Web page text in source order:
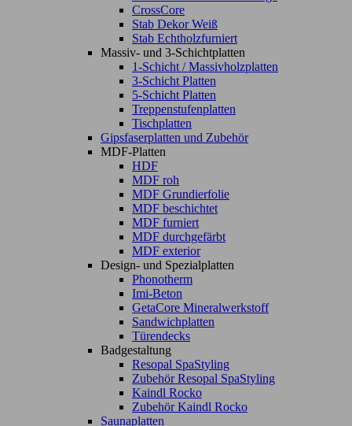
CrossCore
Stab Dekor Weiß
Stab Echtholzfurniert
Massiv- und 3-Schichtplatten
1-Schicht / Massivholzplatten
3-Schicht Platten
5-Schicht Platten
Treppenstufenplatten
Tischplatten
Gipsfaserplatten und Zubehör
MDF-Platten
HDF
MDF roh
MDF Grundierfolie
MDF beschichtet
MDF furniert
MDF durchgefärbt
MDF exterior
Design- und Spezialplatten
Phonotherm
Imi-Beton
GetaCore Mineralwerkstoff
Sandwichplatten
Türendecks
Badgestaltung
Resopal SpaStyling
Zubehör Resopal SpaStyling
Kaindl Rocko
Zubehör Kaindl Rocko
Saunaplatten